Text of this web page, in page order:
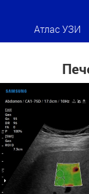
Атлас УЗИ